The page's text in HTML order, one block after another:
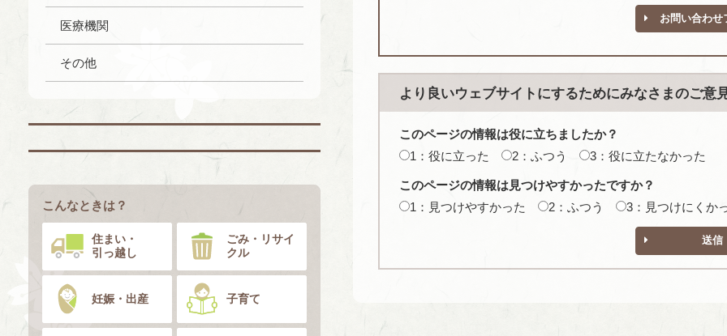
医療機関
その他
こんなときは？
住まい・
引っ越し
ごみ・リサイ
クル
妊娠・出産 子育て
お問い合わせ
より良いウェブサイトにするためにみなさまのご意
このページの情報は役に立ちましたか？
1：役に立った
2：ふつう 3：役に立たなかった
このページの情報は見つけやすかったですか？
1：見つけやすかった
2：ふつう 3：見つけにくか
送信